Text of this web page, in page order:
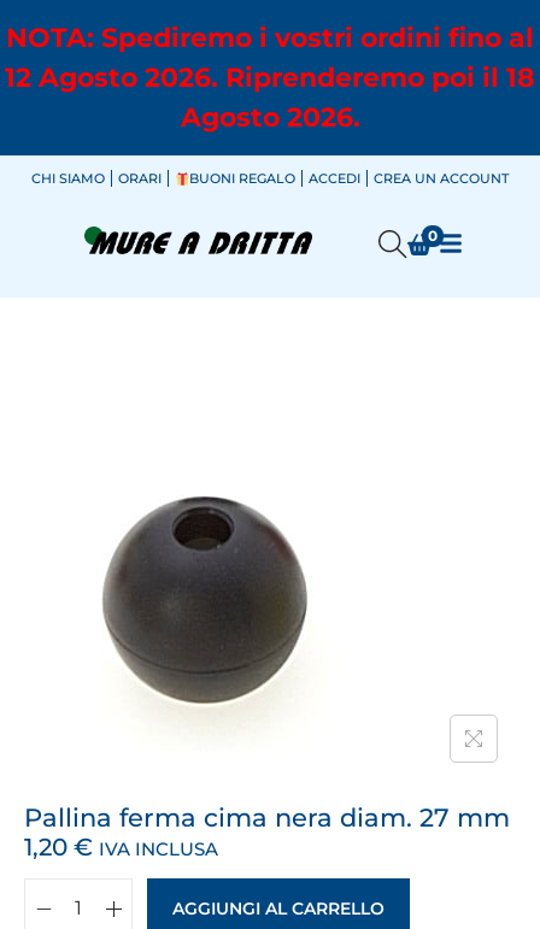
NOTA: Spediremo i vostri ordini fino al
12 Agosto 2026. Riprenderemo poi il 18
Agosto 2026.
CHI SIAMO ORARI BUONI REGALO ACCEDI CREA UN ACCOUNT
0
Pallina ferma cima nera diam. 27 mm
1,20 € IVA INCLUSA
AGGIUNGI AL CARRELLO